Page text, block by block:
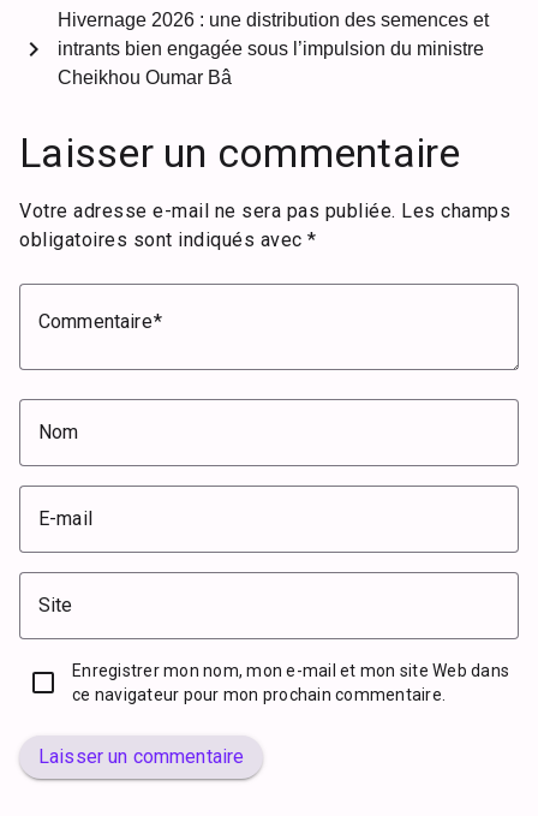
Hivernage 2026 : une distribution des semences et
intrants bien engagée sous l’impulsion du ministre
Cheikhou Oumar Bâ
chevron_right
Laisser un commentaire
Votre adresse e-mail ne sera pas publiée. Les champs
obligatoires sont indiqués avec *
Commentaire
Nom
E-mail
Site
Enregistrer mon nom, mon e-mail et mon site Web dans
ce navigateur pour mon prochain commentaire.
Laisser un commentaire